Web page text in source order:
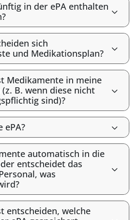
in der ePA enthalten
sich
und Medikationsplan?
Medikamente in meine
B. wenn diese nicht
sind)?
ePA?
automatisch in die
entscheidet das
was
entscheiden, welche